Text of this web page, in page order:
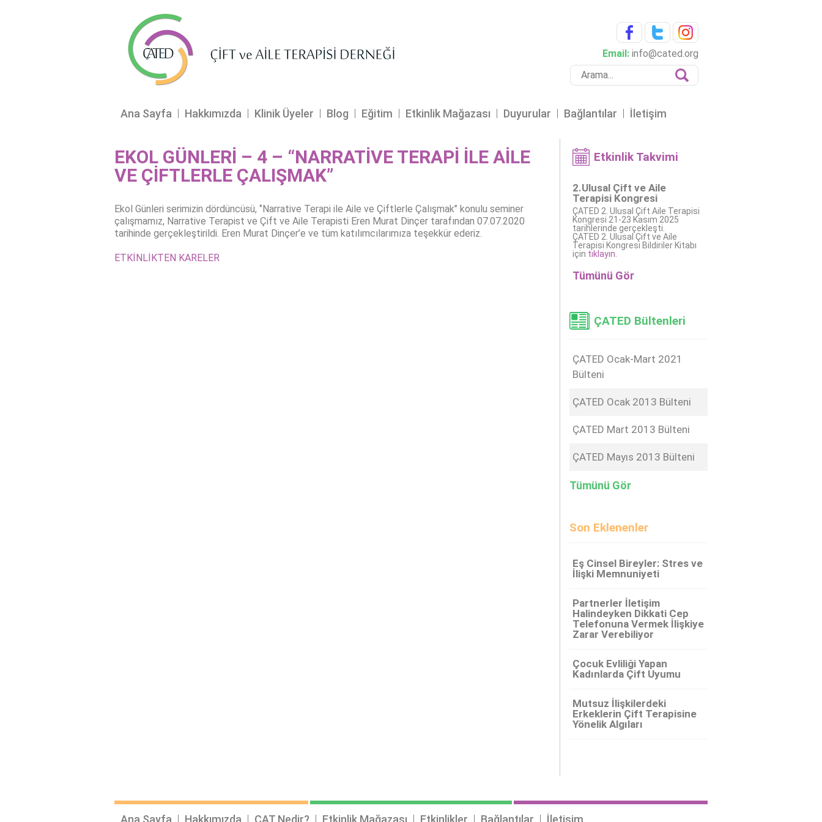
Email: info@cated.org
Ana Sayfa Hakkımızda Klinik Üyeler Blog Eğitim Etkinlik Mağazası Duyurular Bağlantılar İletişim
EKOL GÜNLERİ – 4 – “NARRATİVE TERAPİ İLE AİLE
VE ÇİFTLERLE ÇALIŞMAK”
Ekol Günleri serimizin dördüncüsü, ‘’Narrative Terapi ile Aile ve Çiftlerle Çalışmak’’ konulu seminer
çalışmamız, Narrative Terapist ve Çift ve Aile Terapisti Eren Murat Dinçer tarafından 07.07.2020
tarihinde gerçekleştirildi. Eren Murat Dinçer’e ve tüm katılımcılarımıza teşekkür ederiz.
ETKİNLİKTEN KARELER
Etkinlik Takvimi
2.Ulusal Çift ve Aile
Terapisi Kongresi
ÇATED 2. Ulusal Çift Aile Terapisi
Kongresi 21-23 Kasım 2025
tarihlerinde gerçekleşti.
ÇATED 2. Ulusal Çift ve Aile
Terapisi Kongresi Bildiriler Kitabı
için tıklayın.
Tümünü Gör
ÇATED Bültenleri
ÇATED Ocak-Mart 2021
Bülteni
ÇATED Ocak 2013 Bülteni
ÇATED Mart 2013 Bülteni
ÇATED Mayıs 2013 Bülteni
Tümünü Gör
Son Eklenenler
Eş Cinsel Bireyler: Stres ve
İlişki Memnuniyeti
Partnerler İletişim
Halindeyken Dikkati Cep
Telefonuna Vermek İlişkiye
Zarar Verebiliyor
Çocuk Evliliği Yapan
Kadınlarda Çift Uyumu
Mutsuz İlişkilerdeki
Erkeklerin Çift Terapisine
Yönelik Algıları
Ana Sayfa Hakkımızda ÇAT Nedir? Etkinlik Mağazası Etkinlikler Bağlantılar İletişim